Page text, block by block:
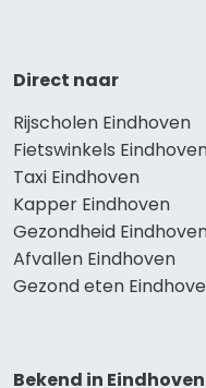
Direct naar
Rijscholen Eindhoven
Fietswinkels
Taxi Eindhoven
Kapper Eindhoven
Gezondheid
Afvallen Eindhoven
Gezond eten
Bekend in Eindhoven